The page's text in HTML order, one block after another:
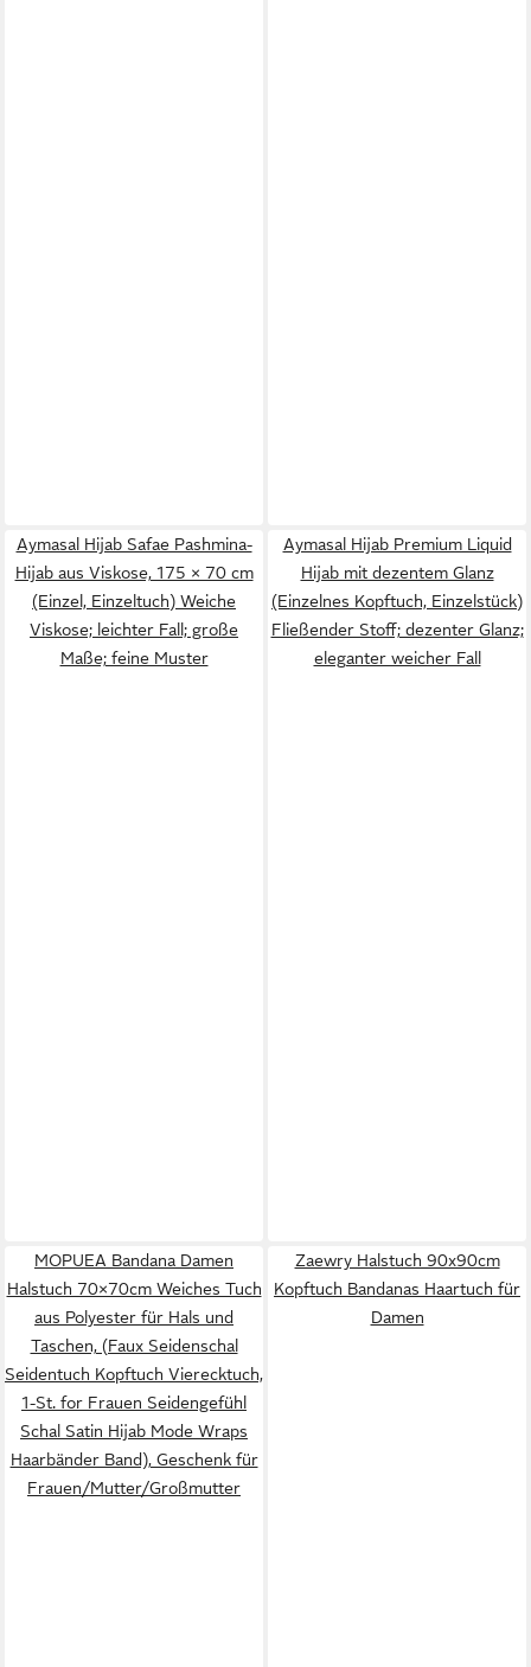
Aymasal Hijab Safae Pashmina-
Hijab aus Viskose, 175 × 70 cm
(Einzel, Einzeltuch) Weiche
Viskose; leichter Fall; große
Maße; feine Muster
Aymasal Hijab Premium Liquid
Hijab mit dezentem Glanz
(Einzelnes Kopftuch, Einzelstück)
Fließender Stoff; dezenter Glanz;
eleganter weicher Fall
MOPUEA Bandana Damen
Halstuch 70×70cm Weiches Tuch
aus Polyester für Hals und
Taschen, (Faux Seidenschal
Seidentuch Kopftuch Vierecktuch,
1-St. for Frauen Seidengefühl
Schal Satin Hijab Mode Wraps
Haarbänder Band), Geschenk für
Frauen/Mutter/Großmutter
Zaewry Halstuch 90x90cm
Kopftuch Bandanas Haartuch für
Damen